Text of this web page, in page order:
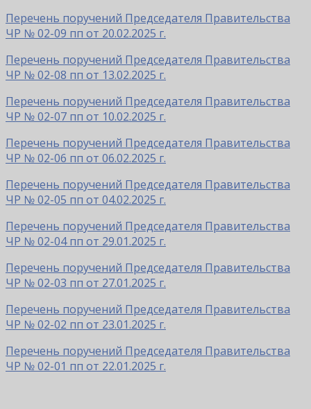
Перечень поручений Председателя Правительства
ЧР № 02-09 пп от 20.02.2025 г.
Перечень поручений Председателя Правительства
ЧР № 02-08 пп от 13.02.2025 г.
Перечень поручений Председателя Правительства
ЧР № 02-07 пп от 10.02.2025 г.
Перечень поручений Председателя Правительства
ЧР № 02-06 пп от 06.02.2025 г.
Перечень поручений Председателя Правительства
ЧР № 02-05 пп от 04.02.2025 г.
Перечень поручений Председателя Правительства
ЧР № 02-04 пп от 29.01.2025 г.
Перечень поручений Председателя Правительства
ЧР № 02-03 пп от 27.01.2025 г.
Перечень поручений Председателя Правительства
ЧР № 02-02 пп от 23.01.2025 г.
Перечень поручений Председателя Правительства
ЧР № 02-01 пп от 22.01.2025 г.